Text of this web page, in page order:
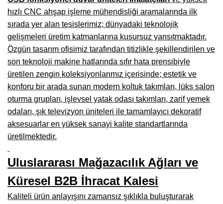
Osmaniye Mobilyacılar, Mobilya Mağazaları, İmalatçıları
Düzce Mobilyacılar, Mobilya Mağazaları, Fabrikaları
Samsun Mobilyacıları, Mobilya Fabrikaları, Mağazaları
Balıkesir Mobilya Mağazaları, Fabrikaları, İmalatçıları
Kahramanmaraş Mobilya İmalatçıları, Mağazaları, Fabrikaları
Mardin Mobilyacılar, Mağazaları, İmalatçıları
Diyarbakır Mobilyacılar, Mobilya Firmaları, İmalatçıları
Şanlıurfa Mobilyacılar, Mobilya Mağazaları, Firmaları
Trabzon Mobilyacılar, Mobilya İmalatçıları, Mağazaları
Erzurum Mobilyacılar, Mobilya İmalatçıları, Mağazaları
Afyon Mobilyacılar, Mobilya Mağazaları, İmalatçıları
hızlı CNC ahşap işleme mühendisliği aramalarında ilk
sırada yer alan tesislerimiz; dünyadaki teknolojik
gelişmeleri üretim katmanlarına kusursuz yansıtmaktadır.
Özgün tasarım ofisimiz tarafından titizlikle şekillendirilen ve
son teknoloji makine hatlarında sıfır hata prensibiyle
üretilen zengin koleksiyonlarımız içerisinde; estetik ve
konforu bir arada sunan modern koltuk takımları, lüks salon
oturma grupları, işlevsel yatak odası takımları, zarif yemek
odaları, şık televizyon üniteleri ile tamamlayıcı dekoratif
aksesuarlar en yüksek sanayi kalite standartlarında
üretilmektedir.
Uluslararası Mağazacılık Ağları ve
Küresel B2B İhracat Kalesi
Kaliteli ürün anlayışını zamansız şıklıkla buluşturarak